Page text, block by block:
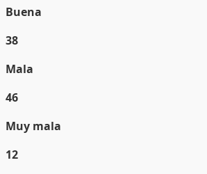
Buena
38
Mala
46
Muy mala
12